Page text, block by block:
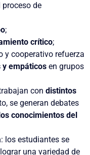
de
;
crítico;
y cooperativo refuerza
y empáticos en grupos
condistintos
se generan debates
conocimientos del
: los estudiantes se
una variedad de